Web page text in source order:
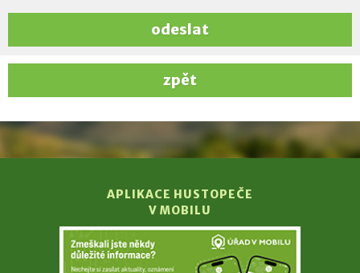
odeslat
zpět
APLIKACE HUSTOPEČE
V MOBILU